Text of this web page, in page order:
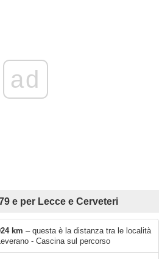
ad
e per Lecce e Cerveteri
km – questa è la distanza tra le località
- Cascina sul percorso